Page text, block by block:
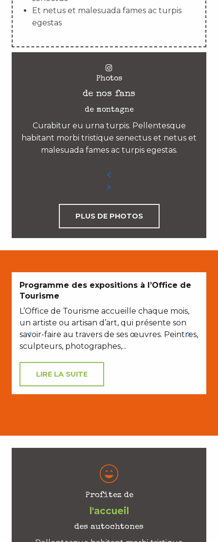
Et netus et malesuada fames ac turpis
egestas
Photos
de nos fans
de montagne
Curabitur eu urna turpis. Pellentesque
habitant morbi tristique senectus et netus et
malesuada fames ac turpis egestas.
PLUS DE PHOTOS
Programme des expositions à l’Office de
Tourisme
L’Office de Tourisme accueille chaque mois,
un artiste ou artisan d’art, qui présente son
savoir-faire au travers de ses œuvres. Peintres,
sculpteurs, photographes,...
LIRE LA SUITE
Profitez de
l'accueil
des autochtones